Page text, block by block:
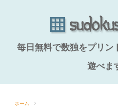
毎日無料で数独をプリン
遊べま
ホーム